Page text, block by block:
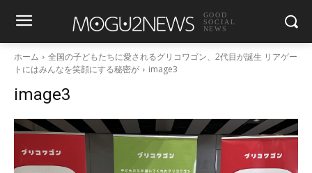
GOOD
SOCIAL
NEWS
ホーム
全国の子どもたちに愛されるグリコワゴン、2代目が誕生 リアゲー
トにはみんなを笑顔にする秘密が
image3
image3